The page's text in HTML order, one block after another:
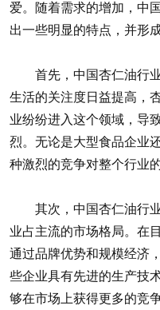
爱。随着需求的增加，中
出一些明显的特点，并形
首先，中国杏仁油行业
生活的关注度日益提高，
业纷纷进入这个领域，导
烈。无论是大型食品企业
种激烈的竞争对整个行业
其次，中国杏仁油行业
业占主流的市场格局。在
通过品牌优势和规模经济
些企业具有先进的生产技
够在市场上获得更多的竞